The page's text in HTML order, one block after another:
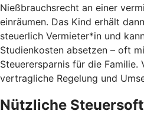
Nießbrauchsrecht an einer
einräumen. Das Kind erhält
steuerlich Vermieter*in und
Studienkosten absetzen – oft
Steuerersparnis für die Familie.
vertragliche Regelung und
Nützliche